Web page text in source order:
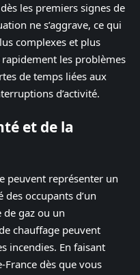
les premiers signes de
ne s’aggrave, ce qui
complexes et plus
les problèmes
de temps liées aux
d’activité.
et de la
peuvent représenter un
occupants d’un
gaz ou un
chauffage peuvent
incendies. En faisant
dès que vous